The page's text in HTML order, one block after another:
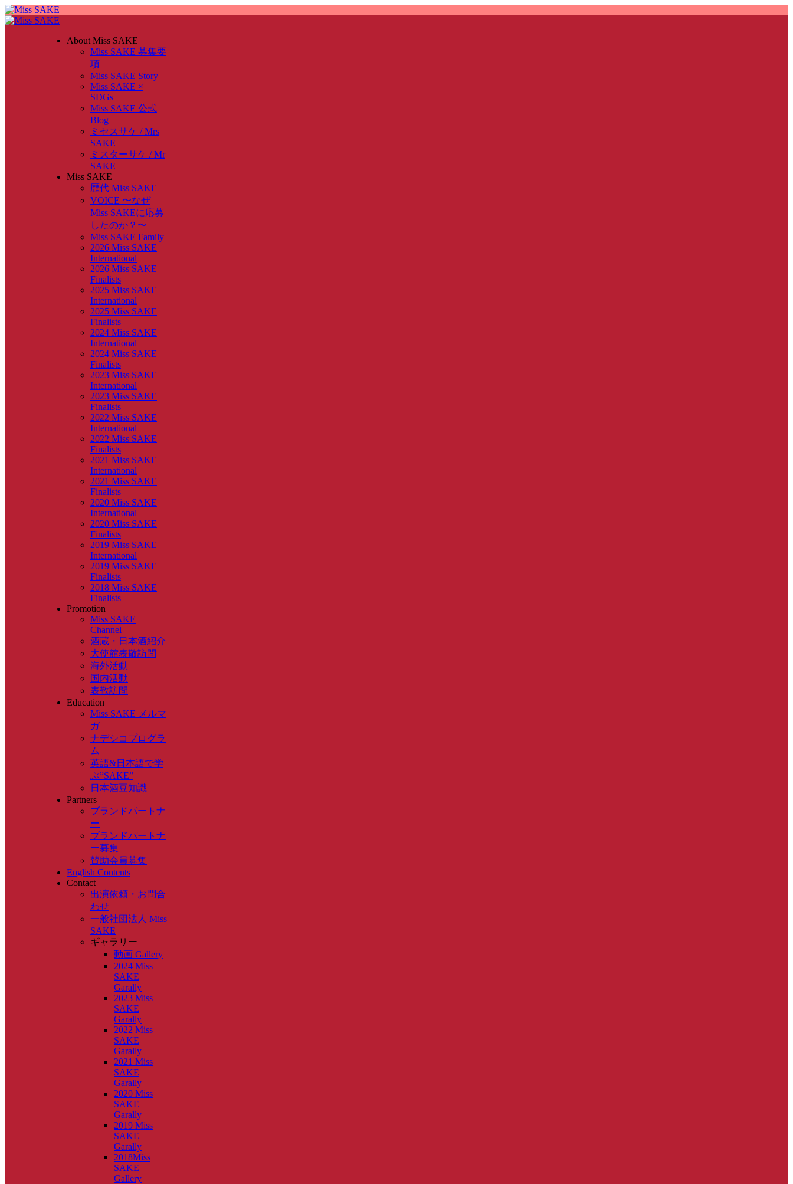
About Miss SAKE
Miss SAKE 募集要
項
Miss SAKE Story
Miss SAKE ×
SDGs
Miss SAKE 公式
Blog
ミセスサケ / Mrs
SAKE
ミスターサケ / Mr
SAKE
Miss SAKE
歴代 Miss SAKE
VOICE 〜なぜ
Miss SAKEに応募
したのか？〜
Miss SAKE Family
2026 Miss SAKE
International
2026 Miss SAKE
Finalists
2025 Miss SAKE
International
2025 Miss SAKE
Finalists
2024 Miss SAKE
International
2024 Miss SAKE
Finalists
2023 Miss SAKE
International
2023 Miss SAKE
Finalists
2022 Miss SAKE
International
2022 Miss SAKE
Finalists
2021 Miss SAKE
International
2021 Miss SAKE
Finalists
2020 Miss SAKE
International
2020 Miss SAKE
Finalists
2019 Miss SAKE
International
2019 Miss SAKE
Finalists
2018 Miss SAKE
Finalists
Promotion
Miss SAKE
Channel
酒蔵・日本酒紹介
大使館表敬訪問
海外活動
国内活動
表敬訪問
Education
Miss SAKE メルマ
ガ
ナデシコプログラ
ム
英語&日本語で学
ぶ”SAKE”
日本酒豆知識
Partners
ブランドパートナ
ー
ブランドパートナ
ー募集
賛助会員募集
English Contents
Contact
出演依頼・お問合
わせ
一般社団法人 Miss
SAKE
ギャラリー
動画 Gallery
2024 Miss
SAKE
Garally
2023 Miss
SAKE
Garally
2022 Miss
SAKE
Garally
2021 Miss
SAKE
Garally
2020 Miss
SAKE
Garally
2019 Miss
SAKE
Garally
2018Miss
SAKE
Gallery